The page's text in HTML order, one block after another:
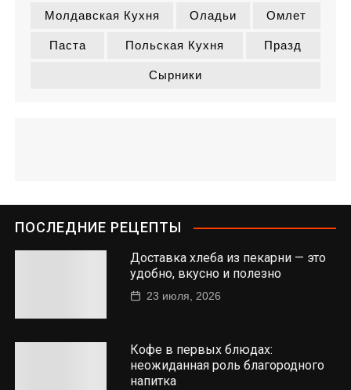
Молдавская Кухня Оладьи Омлет
Паста Польская Кухня Празд
Сырники
ПОСЛЕДНИЕ РЕЦЕПТЫ
Доставка хлеба из пекарни — это
удобно, вкусно и полезно
23 июля, 2026
Кофе в первых блюдах:
неожиданная роль благородного
напитка